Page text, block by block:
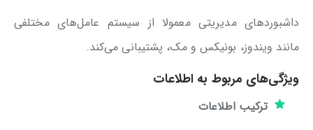
داشبوردهای مدیریتی معمولا از سیستم عامل‌های مختلفی
مانند ویندوز، بونیکس و مک، پشتیبانی می‌کند.
ویژگی‌های مربوط به اطلاعات
ترکیب اطلاعات